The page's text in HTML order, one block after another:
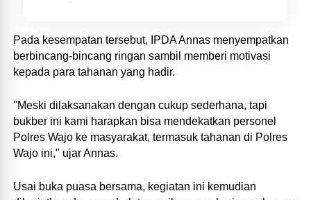
Pada kesempatan tersebut, IPDA Annas menyempatkan
berbincang-bincang ringan sambil memberi motivasi
kepada para tahanan yang hadir.
"Meski dilaksanakan dengan cukup sederhana, tapi
bukber ini kami harapkan bisa mendekatkan personel
Polres Wajo ke masyarakat, termasuk tahanan di Polres
Wajo ini," ujar Annas.
Usai buka puasa bersama, kegiatan ini kemudian